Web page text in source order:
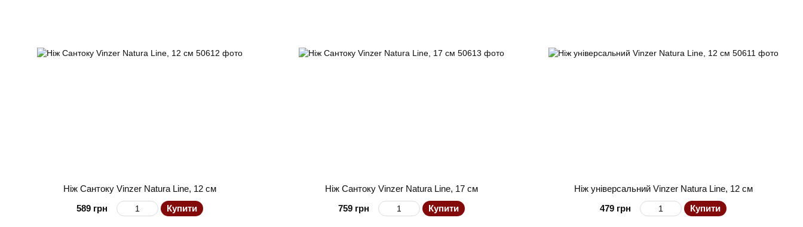
Ніж Сантоку Vinzer Natura Line, 12 см
589 грн
Купити
Ніж Сантоку Vinzer Natura Line, 17 см
759 грн
Купити
Ніж універсальний Vinzer Natura Line, 12 см
479 грн
Купити